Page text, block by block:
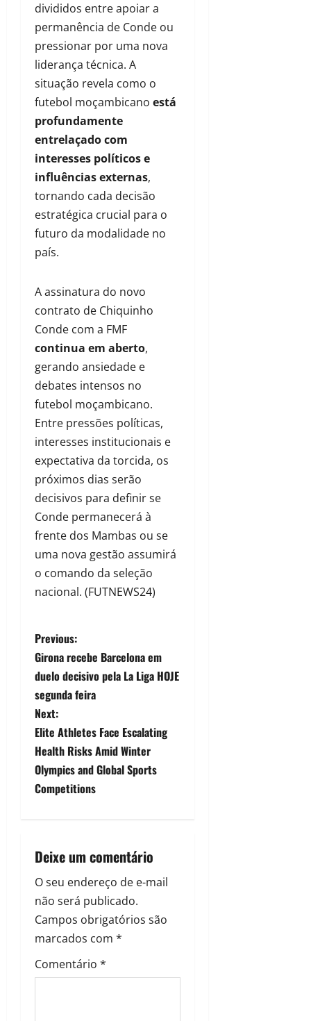
divididos entre apoiar a
permanência de Conde ou
pressionar por uma nova
liderança técnica. A
situação revela como o
futebol moçambicano está
profundamente
entrelaçado com
interesses políticos e
influências externas,
tornando cada decisão
estratégica crucial para o
futuro da modalidade no
país.
A assinatura do novo
contrato de Chiquinho
Conde com a FMF
continua em aberto,
gerando ansiedade e
debates intensos no
futebol moçambicano.
Entre pressões políticas,
interesses institucionais e
expectativa da torcida, os
próximos dias serão
decisivos para definir se
Conde permanecerá à
frente dos Mambas ou se
uma nova gestão assumirá
o comando da seleção
nacional. (FUTNEWS24)
Previous:
Girona recebe Barcelona em
duelo decisivo pela La Liga HOJE
segunda feira
Next:
Elite Athletes Face Escalating
Health Risks Amid Winter
Olympics and Global Sports
Competitions
Deixe um comentário
O seu endereço de e-mail
não será publicado.
Campos obrigatórios são
marcados com *
Comentário *